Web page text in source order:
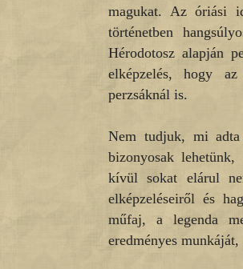
magukat. Az óriási
történetben
Hérodotosz alapján
elképzelés, hogy
perzsáknál is.
Nem tudjuk, mi adta
bizonyosak
kívül sokat elárul
elképzeléseiről és
műfaj, a legenda
eredményes